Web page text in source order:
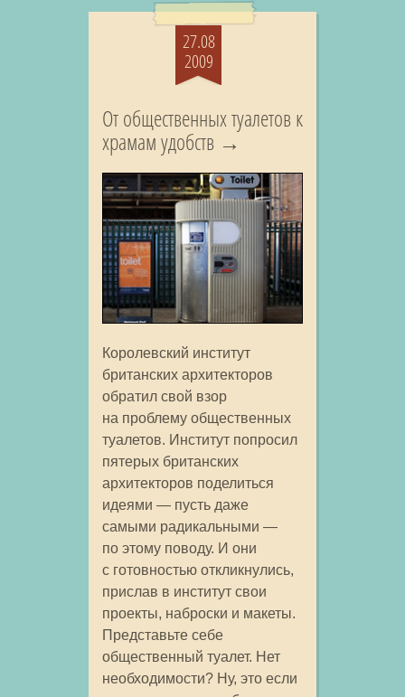
27.08
2009
От общественных туалетов к
храмам удобств
Королевский институт
британских архитекторов
обратил свой взор
на проблему общественных
туалетов. Институт попросил
пятерых британских
архитекторов поделиться
идеями — пусть даже
самыми радикальными —
по этому поводу. И они
с готовностью откликнулись,
прислав в институт свои
проекты, наброски и макеты.
Представьте себе
общественный туалет. Нет
необходимости? Ну, это если